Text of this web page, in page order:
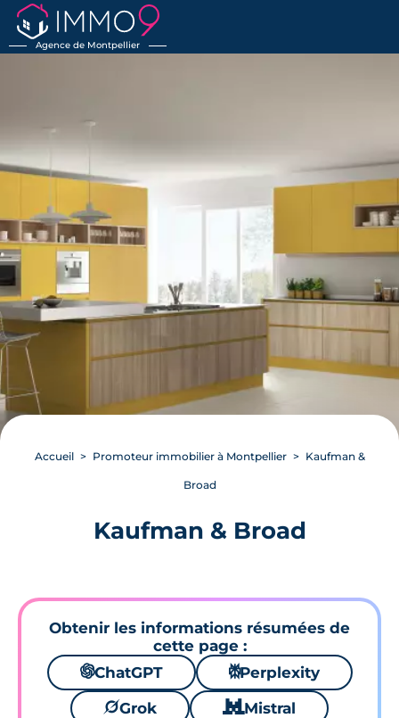
Agence de Montpellier
Accueil Promoteur immobilier à Montpellier Kaufman &
Broad
Kaufman & Broad
Obtenir les informations résumées de
cette page :
🌌ChatGPT ⚙Perplexity
🪐Grok 🐱 Mistral